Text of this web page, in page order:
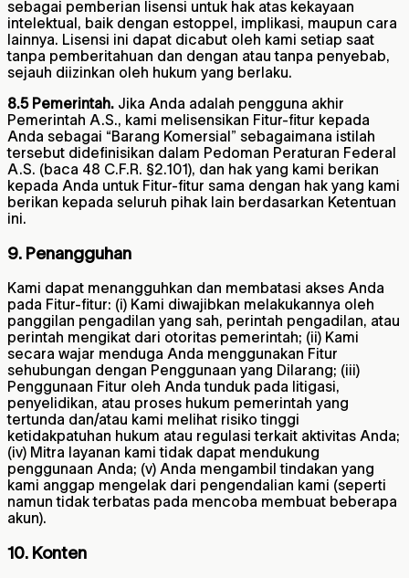
sebagai pemberian lisensi untuk hak atas kekayaan
intelektual, baik dengan estoppel, implikasi, maupun cara
lainnya. Lisensi ini dapat dicabut oleh kami setiap saat
tanpa pemberitahuan dan dengan atau tanpa penyebab,
sejauh diizinkan oleh hukum yang berlaku.
8.5 Pemerintah. Jika Anda adalah pengguna akhir
Pemerintah A.S., kami melisensikan Fitur-fitur kepada
Anda sebagai “Barang Komersial” sebagaimana istilah
tersebut didefinisikan dalam Pedoman Peraturan Federal
A.S. (baca 48 C.F.R. §2.101), dan hak yang kami berikan
kepada Anda untuk Fitur-fitur sama dengan hak yang kami
berikan kepada seluruh pihak lain berdasarkan Ketentuan
ini.
9. Penangguhan
Kami dapat menangguhkan dan membatasi akses Anda
pada Fitur-fitur: (i) Kami diwajibkan melakukannya oleh
panggilan pengadilan yang sah, perintah pengadilan, atau
perintah mengikat dari otoritas pemerintah; (ii) Kami
secara wajar menduga Anda menggunakan Fitur
sehubungan dengan Penggunaan yang Dilarang; (iii)
Penggunaan Fitur oleh Anda tunduk pada litigasi,
penyelidikan, atau proses hukum pemerintah yang
tertunda dan/atau kami melihat risiko tinggi
ketidakpatuhan hukum atau regulasi terkait aktivitas Anda;
(iv) Mitra layanan kami tidak dapat mendukung
penggunaan Anda; (v) Anda mengambil tindakan yang
kami anggap mengelak dari pengendalian kami (seperti
namun tidak terbatas pada mencoba membuat beberapa
akun).
10. Konten